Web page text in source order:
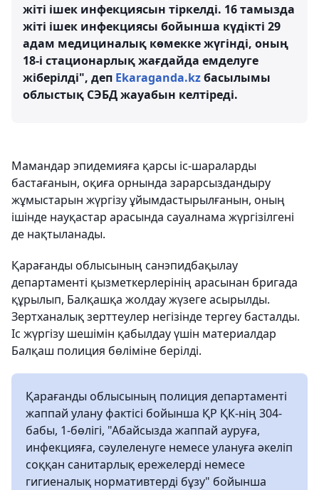
жіті ішек инфекциясын тіркелді. 16 тамызда
жіті ішек инфекциясы бойынша күдікті 29
адам медициналық көмекке жүгінді, оның
18-і стационарлық жағдайда емделуге
жіберілді", деп Ekaraganda.kzбасылымы
облыстық СЭБД жауабын келтіреді.
Мамандар эпидемияға қарсы іс-шараларды
бастағанын, оқиға орнында зарарсыздандыру
жұмыстарын жүргізу ұйымдастырылғанын, оның
ішінде науқастар арасында сауалнама жүргізілгені
де нақтыланады.
Қарағанды облысының санэпидбақылау
департаменті қызметкерлерінің арасынан бригада
құрылып, Балқашқа жолдау жүзеге асырылды.
Зертханалық зерттеулер негізінде тергеу басталды.
Іс жүргізу шешімін қабылдау үшін материалдар
Балқаш полиция бөліміне берілді.
Қарағанды облысының полиция департаменті
жаппай улану фактісі бойынша ҚР ҚК-нің 304-
бабы, 1-бөлігі, "Абайсызда жаппай ауруға,
инфекцияға, сәулеленуге немесе улануға әкеліп
соққан санитарлық ережелерді немесе
гигиеналық нормативтерді бұзу" бойынша